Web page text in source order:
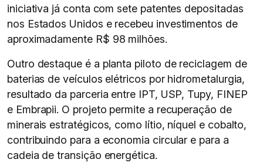
iniciativa já conta com sete patentes depositadas
nos Estados Unidos e recebeu investimentos de
aproximadamente R$ 98 milhões.
Outro destaque é a planta piloto de reciclagem de
baterias de veículos elétricos por hidrometalurgia,
resultado da parceria entre IPT, USP, Tupy, FINEP
e Embrapii. O projeto permite a recuperação de
minerais estratégicos, como lítio, níquel e cobalto,
contribuindo para a economia circular e para a
cadeia de transição energética.